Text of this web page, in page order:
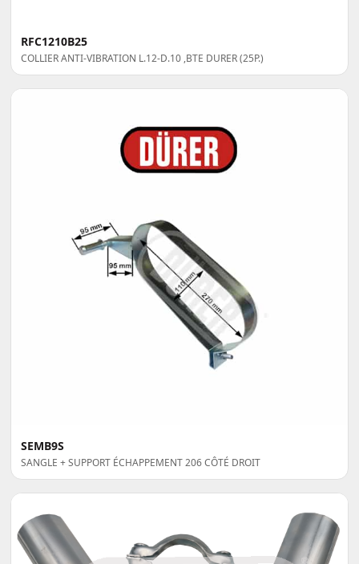
RFC1210B25
COLLIER ANTI-VIBRATION L.12-D.10 ,BTE DURER (25P.)
SEMB9S
SANGLE + SUPPORT ÉCHAPPEMENT 206 CÔTÉ DROIT